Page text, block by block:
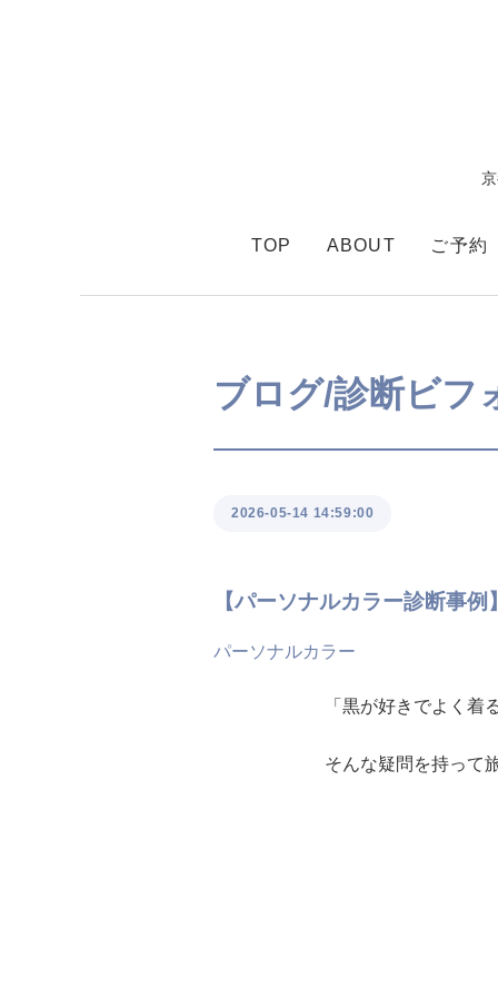
TOP ABOUT ご予約
ブログ/診断ビフ
2026-05-14 14:59:00
【パーソナルカラー診断事
パーソナルカラー
「黒が好きでよく着
そんな疑問を持って